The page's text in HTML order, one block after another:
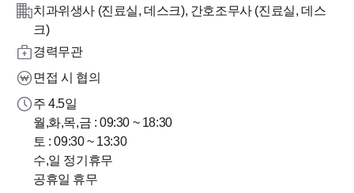
치과위생사 (진료실, 데스크), 간호조무사 (진료실, 데스
크)
경력무관
면접 시 협의
주 4.5일
월,화,목,금 : 09:30 ~ 18:30
토 : 09:30 ~ 13:30
수,일 정기휴무
공휴일 휴무